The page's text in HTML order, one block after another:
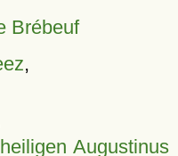
Brébeuf
,
Augustinus